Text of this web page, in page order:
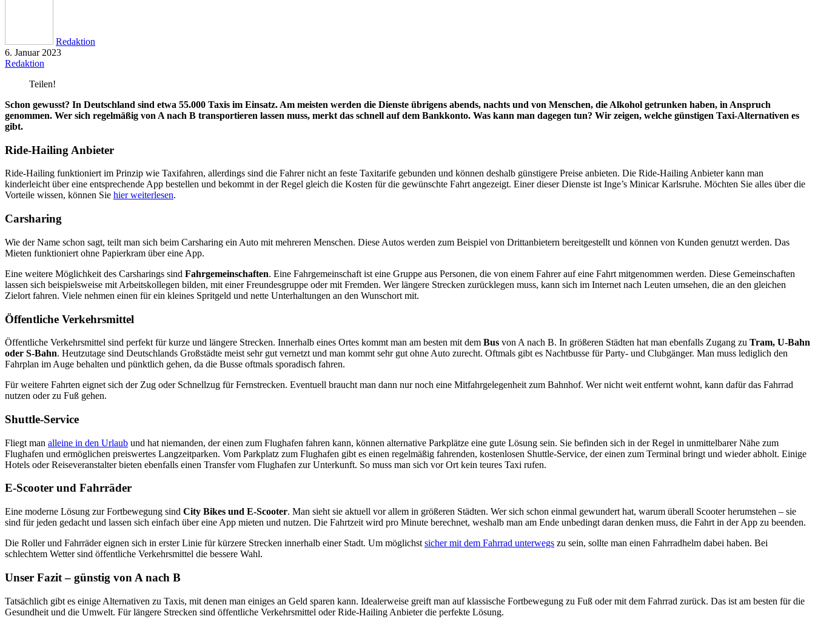
Redaktion
6. Januar 2023
Redaktion
Teilen!
Schon gewusst? In Deutschland sind etwa 55.000 Taxis im Einsatz. Am meisten werden die Dienste übrigens abends, nachts und von Menschen, die Alkohol getrunken haben, in Anspruch
genommen. Wer sich regelmäßig von A nach B transportieren lassen muss, merkt das schnell auf dem Bankkonto. Was kann man dagegen tun? Wir zeigen, welche günstigen Taxi-Alternativen es
gibt.
Ride-Hailing Anbieter
Ride-Hailing funktioniert im Prinzip wie Taxifahren, allerdings sind die Fahrer nicht an feste Taxitarife gebunden und können deshalb günstigere Preise anbieten. Die Ride-Hailing Anbieter kann man
kinderleicht über eine entsprechende App bestellen und bekommt in der Regel gleich die Kosten für die gewünschte Fahrt angezeigt. Einer dieser Dienste ist Inge’s Minicar Karlsruhe. Möchten Sie alles über die
Vorteile wissen, können Sie hier weiterlesen.
Carsharing
Wie der Name schon sagt, teilt man sich beim Carsharing ein Auto mit mehreren Menschen. Diese Autos werden zum Beispiel von Drittanbietern bereitgestellt und können von Kunden genutzt werden. Das
Mieten funktioniert ohne Papierkram über eine App.
Eine weitere Möglichkeit des Carsharings sind Fahrgemeinschaften. Eine Fahrgemeinschaft ist eine Gruppe aus Personen, die von einem Fahrer auf eine Fahrt mitgenommen werden. Diese Gemeinschaften
lassen sich beispielsweise mit Arbeitskollegen bilden, mit einer Freundesgruppe oder mit Fremden. Wer längere Strecken zurücklegen muss, kann sich im Internet nach Leuten umsehen, die an den gleichen
Zielort fahren. Viele nehmen einen für ein kleines Spritgeld und nette Unterhaltungen an den Wunschort mit.
Öffentliche Verkehrsmittel
Öffentliche Verkehrsmittel sind perfekt für kurze und längere Strecken. Innerhalb eines Ortes kommt man am besten mit dem Bus von A nach B. In größeren Städten hat man ebenfalls Zugang zu Tram, U-Bahn
oder S-Bahn. Heutzutage sind Deutschlands Großstädte meist sehr gut vernetzt und man kommt sehr gut ohne Auto zurecht. Oftmals gibt es Nachtbusse für Party- und Clubgänger. Man muss lediglich den
Fahrplan im Auge behalten und pünktlich gehen, da die Busse oftmals sporadisch fahren.
Für weitere Fahrten eignet sich der Zug oder Schnellzug für Fernstrecken. Eventuell braucht man dann nur noch eine Mitfahrgelegenheit zum Bahnhof. Wer nicht weit entfernt wohnt, kann dafür das Fahrrad
nutzen oder zu Fuß gehen.
Shuttle-Service
Fliegt man alleine in den Urlaub und hat niemanden, der einen zum Flughafen fahren kann, können alternative Parkplätze eine gute Lösung sein. Sie befinden sich in der Regel in unmittelbarer Nähe zum
Flughafen und ermöglichen preiswertes Langzeitparken. Vom Parkplatz zum Flughafen gibt es einen regelmäßig fahrenden, kostenlosen Shuttle-Service, der einen zum Terminal bringt und wieder abholt. Einige
Hotels oder Reiseveranstalter bieten ebenfalls einen Transfer vom Flughafen zur Unterkunft. So muss man sich vor Ort kein teures Taxi rufen.
E-Scooter und Fahrräder
Eine moderne Lösung zur Fortbewegung sind City Bikes und E-Scooter. Man sieht sie aktuell vor allem in größeren Städten. Wer sich schon einmal gewundert hat, warum überall Scooter herumstehen – sie
sind für jeden gedacht und lassen sich einfach über eine App mieten und nutzen. Die Fahrtzeit wird pro Minute berechnet, weshalb man am Ende unbedingt daran denken muss, die Fahrt in der App zu beenden.
Die Roller und Fahrräder eignen sich in erster Linie für kürzere Strecken innerhalb einer Stadt. Um möglichst sicher mit dem Fahrrad unterwegs zu sein, sollte man einen Fahrradhelm dabei haben. Bei
schlechtem Wetter sind öffentliche Verkehrsmittel die bessere Wahl.
Unser Fazit – günstig von A nach B
Tatsächlich gibt es einige Alternativen zu Taxis, mit denen man einiges an Geld sparen kann. Idealerweise greift man auf klassische Fortbewegung zu Fuß oder mit dem Fahrrad zurück. Das ist am besten für die
Gesundheit und die Umwelt. Für längere Strecken sind öffentliche Verkehrsmittel oder Ride-Hailing Anbieter die perfekte Lösung.